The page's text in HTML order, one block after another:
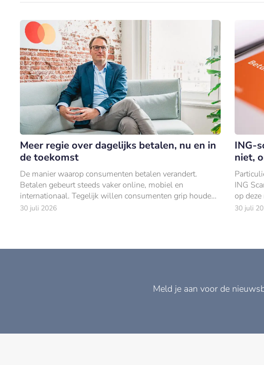
Meer regie over dagelijks betalen, nu en in
de toekomst
De manier waarop consumenten betalen verandert.
Betalen gebeurt steeds vaker online, mobiel en
internationaal. Tegelijk willen consumenten grip houden
op hun uitgaven.
30 juli 2026
ING-
niet,
ING
op
30 juli
Meld je aan voor de